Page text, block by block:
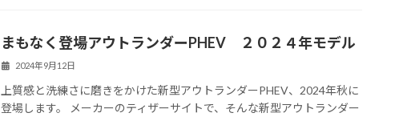
まもなく登場アウトランダーPHEV ２０２４年モデル
2024年9月12日
上質感と洗練さに磨きをかけた新型アウトランダーPHEV、2024年秋に
登場します。 メーカーのティザーサイトで、そんな新型アウトランダー